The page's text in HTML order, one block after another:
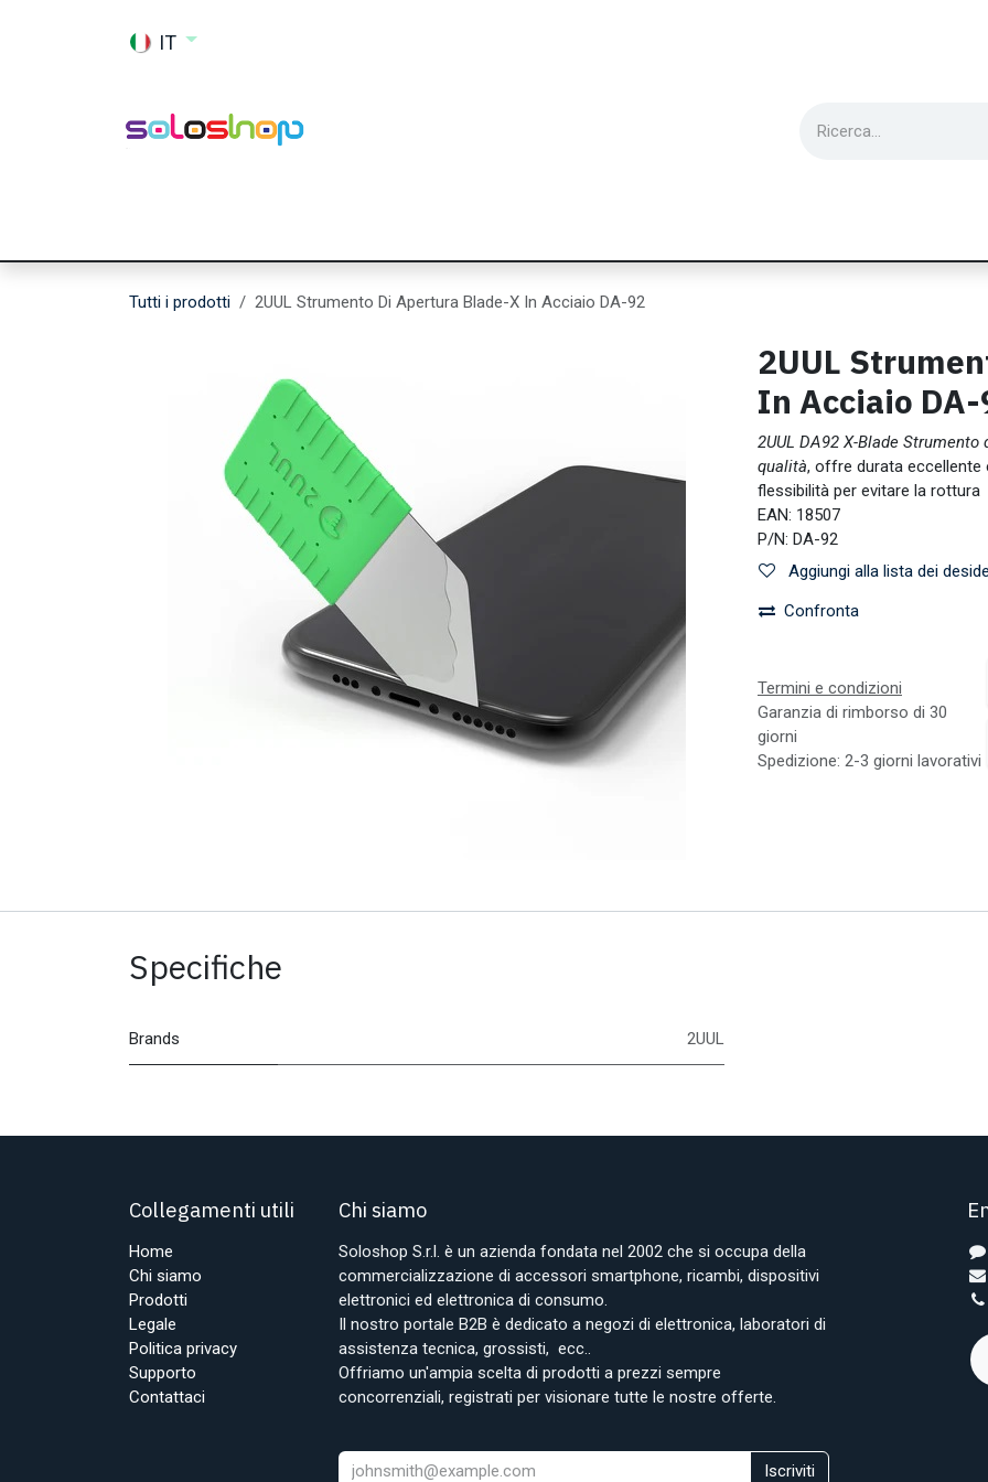
IT
Tutti i prodotti 2UUL Strumento Di Apertura Blade-X In Acciaio DA-92
2UUL
In Acciaio
2UUL DA92 X-Blade Strumento
qualità, offre durata
flessibilità per evitare la rottura
EAN: 18507
P/N: DA-92
Aggiungi alla lista dei
Confronta
Termini e condizioni
Garanzia di rimborso di 30
giorni
Spedizione: 2-3 giorni lavorativi
Specifiche
Brands 2UUL
Collegamenti utili
Home
Chi siamo
Prodotti
Legale
Politica privacy
Supporto
Contattaci
Chi siamo
Soloshop S.r.l. è un azienda fondata nel 2002 che si occupa della
commercializzazione di accessori smartphone, ricambi, dispositivi
elettronici ed elettronica di consumo.
Il nostro portale B2B è dedicato a negozi di elettronica, laboratori di
assistenza tecnica, grossisti, ecc..
Offriamo un'ampia scelta di prodotti a prezzi sempre
concorrenziali, registrati per visionare tutte le nostre offerte.
Iscriviti